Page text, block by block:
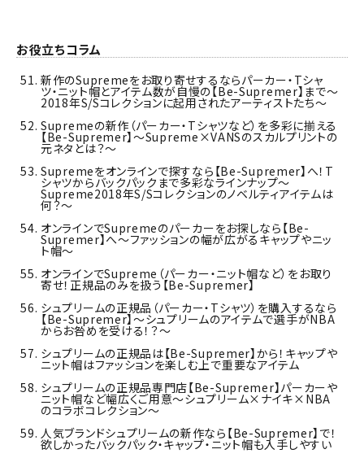
お役立ちコラム
新作のSupremeをお取り寄せするならパーカー・Tシャ
ツ・ニット帽とアイテム数が自慢の【Be-Supremer】まで～
2018年S/Sコレクションに起用されたアーティストたち～
Supremeの新作（パーカー・Tシャツなど）を多彩に揃える
【Be-Supremer】～Supreme×VANSのスカルプリントの
元ネタとは？～
Supremeをオンラインで探すなら【Be-Supremer】へ！T
シャツからバックパックまで多彩なラインナップ～
Supreme2018年S/Sコレクションのノベルティアイテムは
何？～
オンラインでSupremeのパーカーをお探しなら【Be-
Supremer】へ～ファッションの幅が広がるキャップやニッ
ト帽～
オンラインでSupreme（パーカー・ニット帽など）をお取り
寄せ！正規品のみを扱う【Be-Supremer】
シュプリームの正規品（パーカー・Tシャツ）を購入するなら
【Be-Supremer】～シュプリームのアイテムで選手がNBA
からお咎めを受ける！？～
シュプリームの正規品は【Be-Supremer】から！キャップや
ニット帽はファッションを楽しむ上で重要なアイテム
シュプリームの正規品専門店【Be-Supremer】パーカーや
ニット帽など幅広くご用意～シュプリーム×ナイキ×NBA
のコラボコレクション～
人気ブランドシュプリームの新作なら【Be-Supremer】で！
欲しかったバックパック・キャップ・ニット帽も入手しやすい